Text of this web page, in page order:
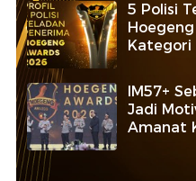
5 Polisi
Kategori
IM57+
Jadi
Amanat